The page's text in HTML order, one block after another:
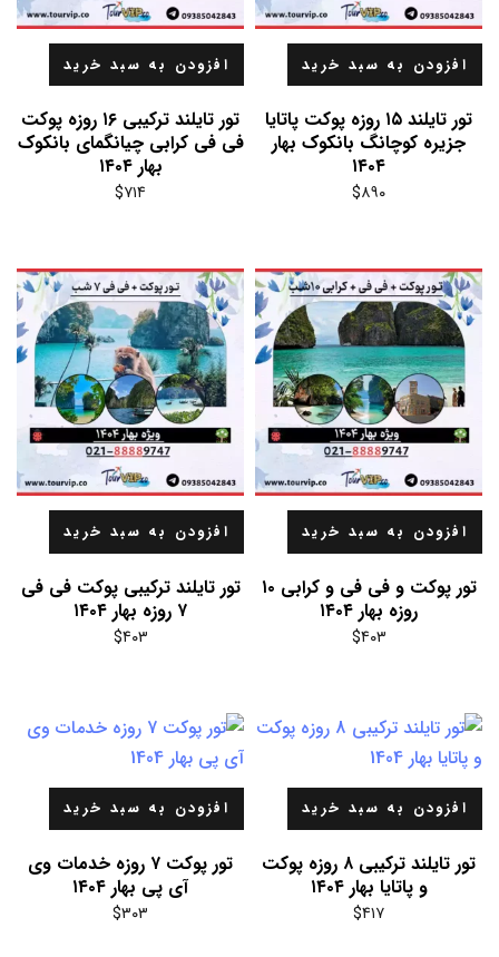
افزودن به سبد خرید
تور تایلند ۱۵ روزه پوکت پاتایا
جزیره کوچانگ بانکوک بهار
۱۴۰۴
$۸۹۰
افزودن به سبد خرید
تور تایلند ترکیبی ۱۶ روزه پوکت
فی فی کرابی چیانگمای بانکوک
بهار ۱۴۰۴
$۷۱۴
افزودن به سبد خرید
تور پوکت و فی فی و کرابی ۱۰
روزه بهار ۱۴۰۴
$۴۰۳
افزودن به سبد خرید
تور تایلند ترکیبی پوکت فی فی
۷ روزه بهار ۱۴۰۴
$۴۰۳
افزودن به سبد خرید
تور تایلند ترکیبی ۸ روزه پوکت
و پاتایا بهار ۱۴۰۴
$۴۱۷
افزودن به سبد خرید
تور پوکت ۷ روزه خدمات وی
آی پی بهار ۱۴۰۴
$۳۰۳